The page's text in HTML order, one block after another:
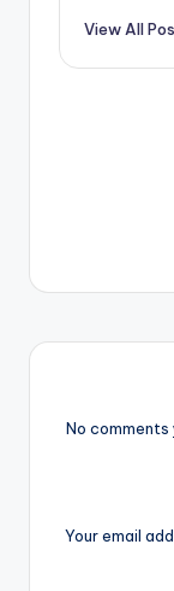
View All
No comments
Your email